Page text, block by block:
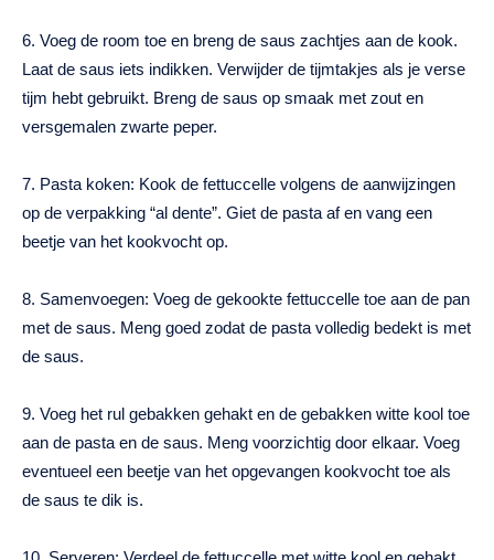
6. Voeg de room toe en breng de saus zachtjes aan de kook.
Laat de saus iets indikken. Verwijder de tijmtakjes als je verse
tijm hebt gebruikt. Breng de saus op smaak met zout en
versgemalen zwarte peper.
7. Pasta koken: Kook de fettuccelle volgens de aanwijzingen
op de verpakking “al dente”. Giet de pasta af en vang een
beetje van het kookvocht op.
8. Samenvoegen: Voeg de gekookte fettuccelle toe aan de pan
met de saus. Meng goed zodat de pasta volledig bedekt is met
de saus.
9. Voeg het rul gebakken gehakt en de gebakken witte kool toe
aan de pasta en de saus. Meng voorzichtig door elkaar. Voeg
eventueel een beetje van het opgevangen kookvocht toe als
de saus te dik is.